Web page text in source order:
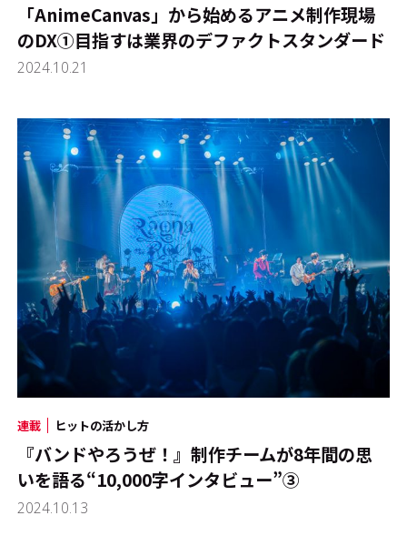
「AnimeCanvas」から始めるアニメ制作現場
のDX①――目指すは業界のデファクトスタンダード
2024.10.21
連載 ヒットの活かし方
『バンドやろうぜ！』制作チームが8年間の思
いを語る“10,000字インタビュー”③
2024.10.13